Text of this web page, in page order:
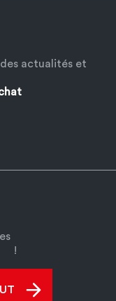
actualités et
!